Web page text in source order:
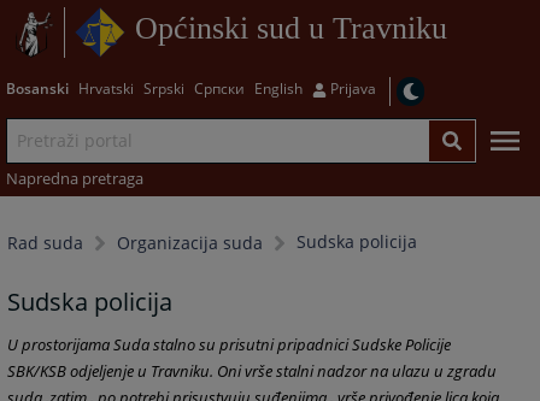
Općinski sud u Travniku
Bosanski Hrvatski Srpski Српски English Prijava
Napredna pretraga
Rad suda Organizacija suda Sudska policija
Sudska policija
U prostorijama Suda stalno su prisutni pripadnici Sudske Policije
SBK/KSB odjeljenje u Travniku. Oni vrše stalni nadzor na ulazu u zgradu